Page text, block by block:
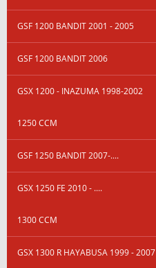
GSF 1200 BANDIT 2001 - 2005
GSF 1200 BANDIT 2006
GSX 1200 - INAZUMA 1998-2002
1250 CCM
GSF 1250 BANDIT 2007-....
GSX 1250 FE 2010 - ....
1300 CCM
GSX 1300 R HAYABUSA 1999 - 2007